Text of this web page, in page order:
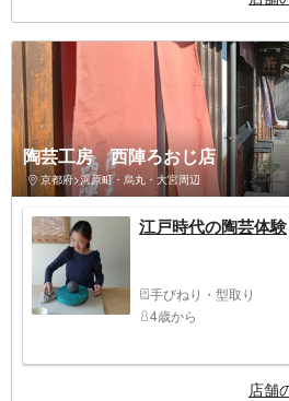
陶芸工房 西陣ろおじ店
京都府>河原町・烏丸・大宮周辺
江戸時代の陶芸体験
手びねり・型取り
4歳から
店舗